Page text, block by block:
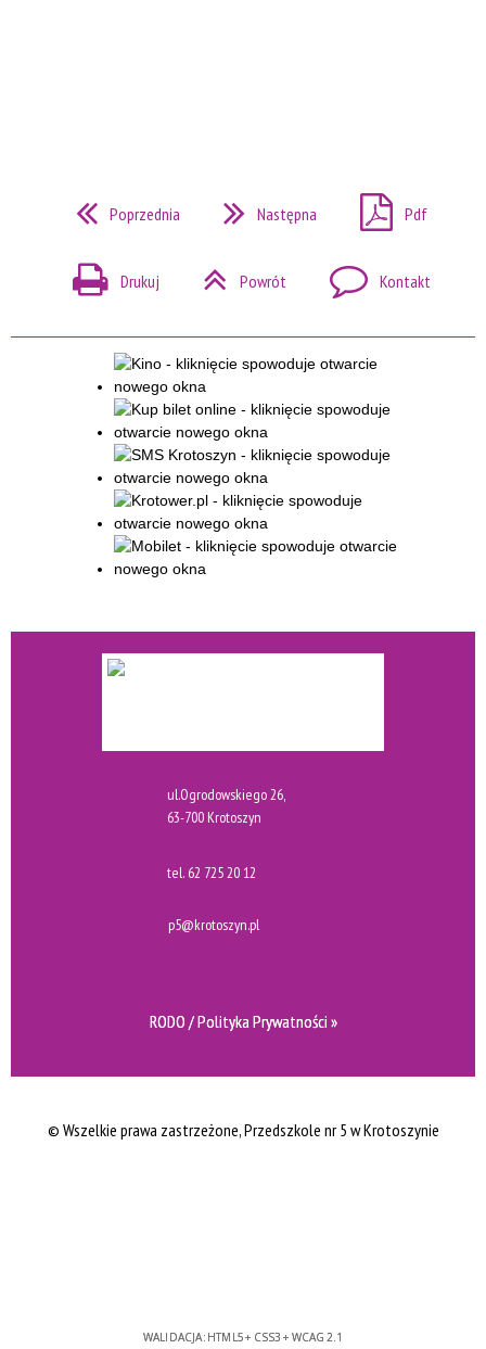
Poprzednia Następna Pdf
Drukuj Powrót Kontakt
ul.Ogrodowskiego 26,
63-700 Krotoszyn
tel. 62 725 20 12
p5@krotoszyn.pl
RODO / Polityka Prywatności »
© Wszelkie prawa zastrzeżone, Przedszkole nr 5 w Krotoszynie
WALIDACJA: HTML5+ CSS3 + WCAG 2.1